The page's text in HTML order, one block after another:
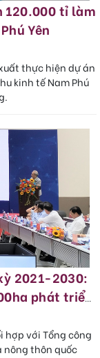
120.000 tỉ làm
Yên
thực hiện dự án
kinh tế Nam Phú
2021-2030:
phát triển
hợp với Tổng công
nông thôn quốc